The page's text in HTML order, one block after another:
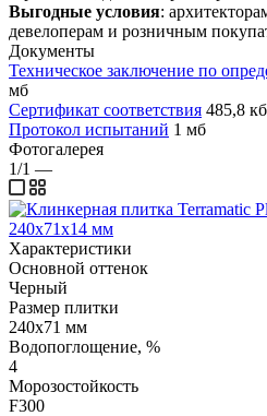
Выгодные условия:
девелоперам и розничным
Документы
Техническое заключение по
мб
Сертификат соответствия 485,8 кб
Протокол испытаний 1 мб
Фотогалерея
1/1 —
Характеристики
Основной оттенок
Черный
Размер плитки
240x71 мм
Водопоглощение, %
4
Морозостойкость
F300